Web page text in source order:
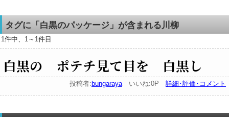
タグに「白黒のパッケージ」が含まれる川柳
1件中、1～1件目
白黒の ポテチ見て目を 白黒し
投稿者: bungarayaいいね:0P 詳細･評価･コメント